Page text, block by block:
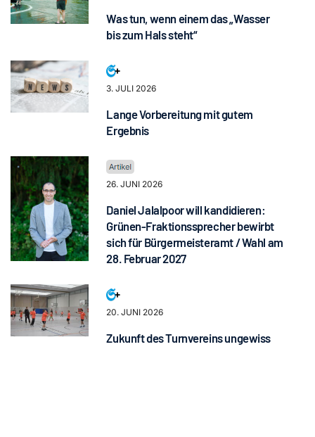
Was tun, wenn einem das „Wasser
bis zum Hals steht“
3. JULI 2026
Lange Vorbereitung mit gutem
Ergebnis
26. JUNI 2026
Daniel Jalalpoor will kandidieren:
Grünen-Fraktionssprecher bewirbt
sich für Bürgermeisteramt / Wahl am
28. Februar 2027
20. JUNI 2026
Zukunft des Turnvereins ungewiss